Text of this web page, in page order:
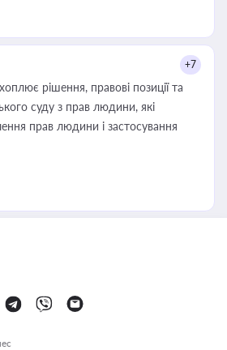
+7
рішення, правові позиції та
суду з прав людини, які
прав людини і застосування